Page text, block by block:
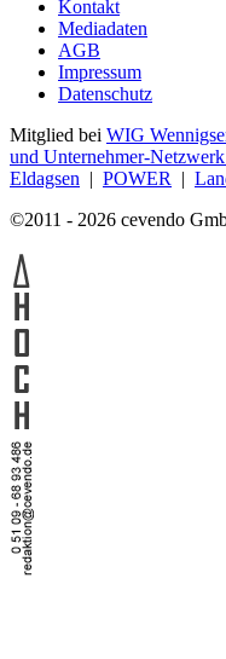
Kontakt
Mediadaten
AGB
Impressum
Datenschutz
Mitglied bei WIG
und Unternehmer-
Eldagsen | POWER |
©2011 - 2026 cevendo